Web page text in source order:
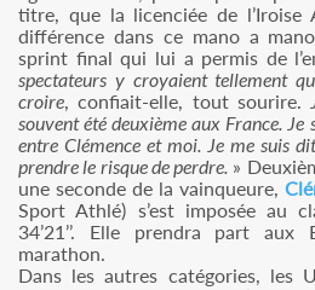
titre, que la licenciée de
différence dans ce mano a
sprint final qui lui a permis de
spectateurs y croyaient tellement
croire, confiait-elle, tout sourire.
souvent été deuxième aux France.
entre Clémence et moi. Je me suis
prendre le risque de perdre. »
une seconde de la vainqueure,
Sport Athlé) s’est imposée au
34’21’’. Elle prendra part
marathon.
Dans les autres catégories, les